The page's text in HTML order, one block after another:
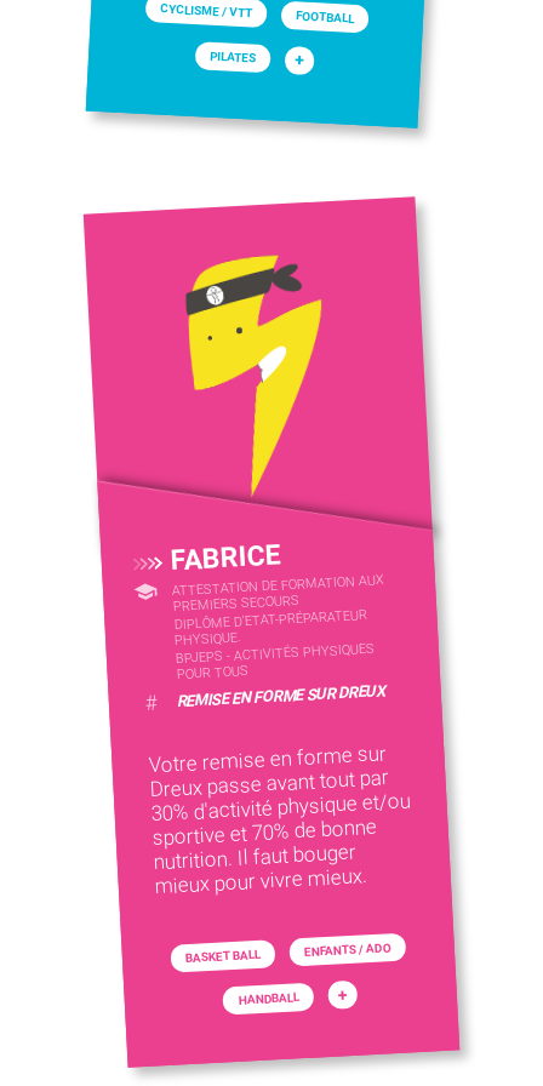
CYCLISME / VTT FOOTBALL
PILATES +
FABRICE
ATTESTATION DE FORMATION AUX
PREMIERS SECOURS
DIPLÔME D'ETAT-PRÉPARATEUR
PHYSIQUE.
BPJEPS - ACTIVITÉS PHYSIQUES
POUR TOUS
# REMISE EN FORME SUR DREUX
Votre remise en forme sur
Dreux passe avant tout par
30% d'activité physique et/ou
sportive et 70% de bonne
nutrition. Il faut bouger
mieux pour vivre mieux.
BASKET BALL ENFANTS / ADO
HANDBALL +